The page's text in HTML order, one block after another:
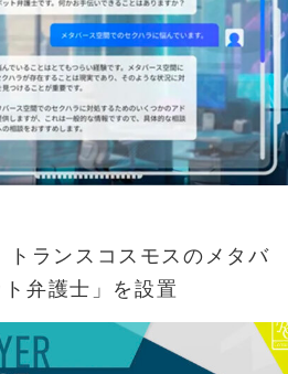
ランスコスモスのメタバ
弁護士」を設置